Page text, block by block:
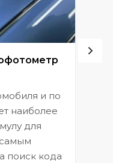
и по
наиболее
для
поиск кода